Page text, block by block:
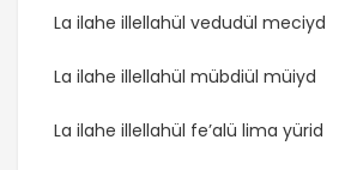
La ilahe illellahül vedudül meciyd
La ilahe illellahül mübdiül müiyd
La ilahe illellahül fe’alü lima yürid